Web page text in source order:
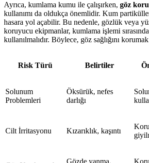
Ayrıca, kumlama kumu ile çalışırken, göz
kullanımı da oldukça önemlidir. Kum
hasara yol açabilir. Bu nedenle, gözlük veya
koruyucu ekipmanlar, kumlama işlemi
kullanılmalıdır. Böylece, göz sağlığını
Risk Türü Belirtiler
Solunum
Problemleri
Öksürük, nefes
darlığı
Cilt İrritasyonu Kızarıklık, kaşıntı